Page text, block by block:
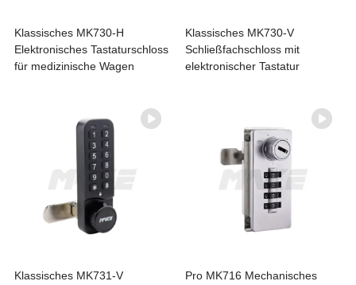
Klassisches MK730-H
Elektronisches Tastaturschloss
für medizinische Wagen
Klassisches MK730-V
Schließfachschloss mit
elektronischer Tastatur
Klassisches MK731-V
Pro MK716 Mechanisches